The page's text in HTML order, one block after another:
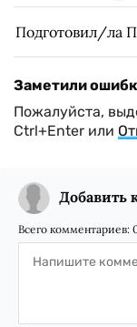
Подготовил/ла
Заметили
Пожалуйста,
Ctrl+Enter или
Добавить
Всего комментариев: